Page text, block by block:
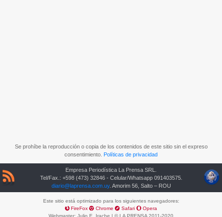
Se prohíbe la reproducción o copia de los contenidos de este sitio sin el expreso
consentimiento. Políticas de privacidad
Empresa Periodística La Prensa SRL.
Tel/Fax.: +598 (473) 32846 - Celular/Whatsapp 091403575.
diario@laprensa.com.uy. Amorim 56, Salto – ROU
Este sitio está optimizado para los siguientes navegadores:
FireFox
Chrome Safari
Opera
Webmaster: Julio E. Irache | © LA PRENSA 2011-2020